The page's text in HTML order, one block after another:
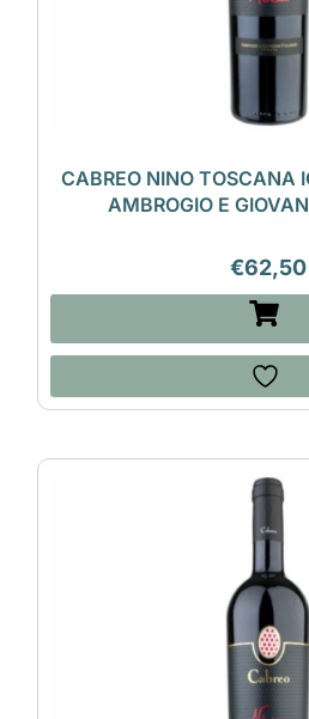
CABREO NINO TOSCANA
AMBROGIO E
€62,50